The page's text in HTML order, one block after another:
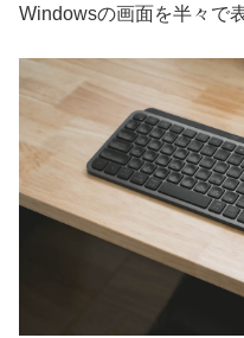
Windowsの画面を半々で